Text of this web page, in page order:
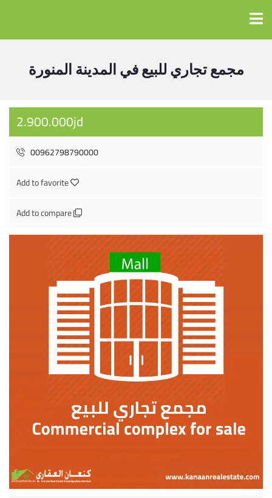
مجمع تجاري للبيع في المدينة المنورة
2.900.000jd
00962798790000
Add to favorite
Add to compare